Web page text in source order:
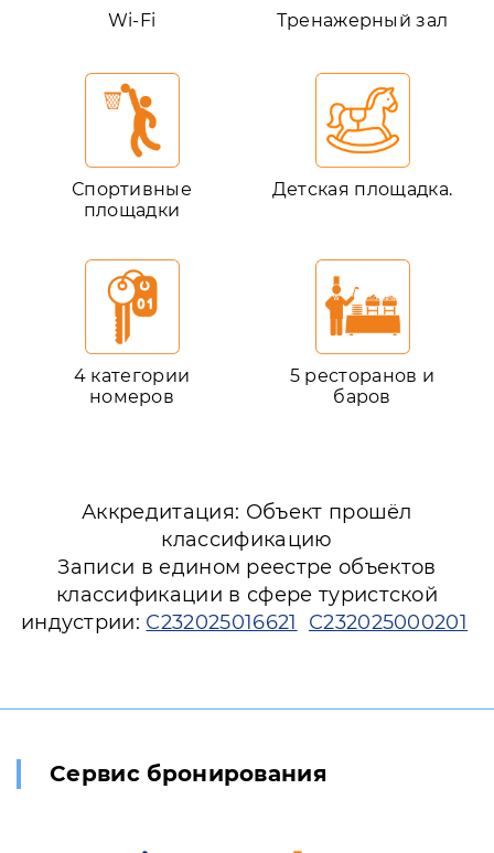
Wi-Fi Тренажерный зал
Спортивные
площадки
Детская площадка.
4 категории
номеров
5 ресторанов и
баров
Аккредитация: Объект прошёл
классификацию
Записи в едином реестре объектов
классификации в сфере туристской
индустрии: С232025016621 С232025000201
Сервис бронирования